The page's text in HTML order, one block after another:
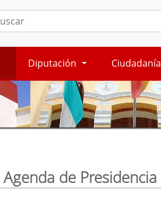
Diputación Ciudadanía
Agenda de Presidencia